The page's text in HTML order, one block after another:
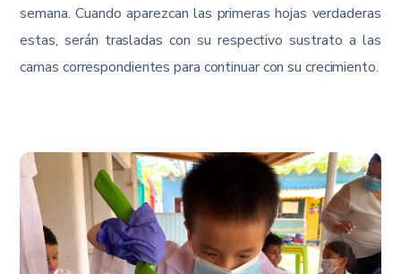
semana. Cuando aparezcan las primeras hojas verdaderas
estas, serán trasladas con su respectivo sustrato a las
camas correspondientes para continuar con su crecimiento.